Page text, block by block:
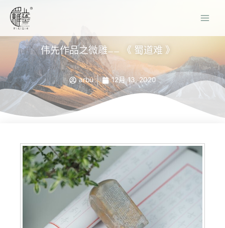
伟先作品之微雕—— 《 蜀道难 》
arbu 12月 13, 2020